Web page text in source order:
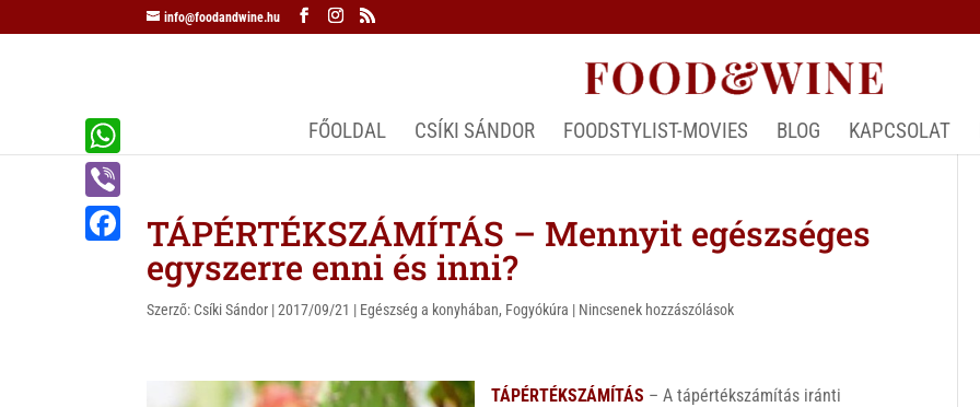
info@foodandwine.hu
FŐOLDAL CSÍKI SÁNDOR FOODSTYLIST-MOVIES BLOG KAPCSOLAT
TÁPÉRTÉKSZÁMÍTÁS – Mennyit egészséges
egyszerre enni és inni?
Szerző: Csíki Sándor |2017/09/21 | Egészség a konyhában, Fogyókúra | Nincsenek hozzászólások
TÁPÉRTÉKSZÁMÍTÁS – A tápértékszámítás iránti
W
h
a
V